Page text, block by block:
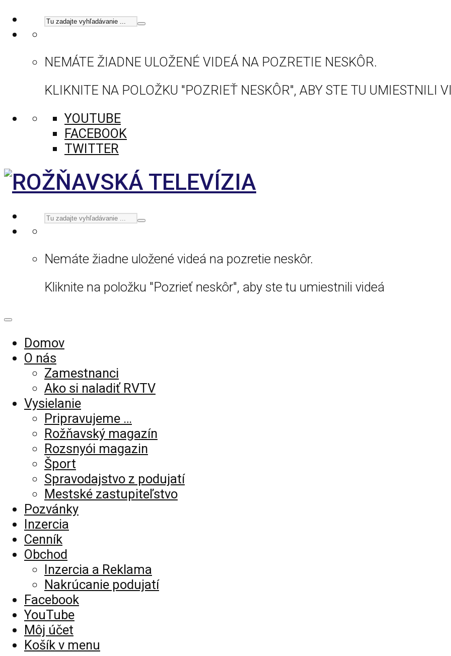
NEMÁTE ŽIADNE ULOŽENÉ VIDEÁ NA POZRETIE NESKÔR.
KLIKNITE NA POLOŽKU "POZRIEŤ NESKÔR", ABY STE TU UMIESTNILI
YOUTUBE
FACEBOOK
TWITTER
Nemáte žiadne uložené videá na pozretie neskôr.
Kliknite na položku "Pozrieť neskôr", aby ste tu umiestnili videá
Domov
O nás
Zamestnanci
Ako si naladiť RVTV
Vysielanie
Pripravujeme …
Rožňavský magazín
Rozsnyói magazin
Šport
Spravodajstvo z podujatí
Mestské zastupiteľstvo
Pozvánky
Inzercia
Cenník
Obchod
Inzercia a Reklama
Nakrúcanie podujatí
Facebook
YouTube
Môj účet
Košík v menu